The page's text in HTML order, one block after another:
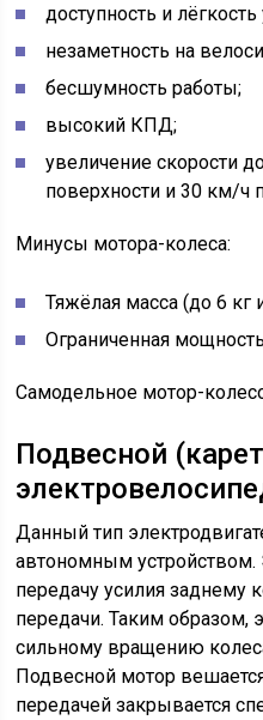
доступность и
незаметность на
бесшумность работы;
высокий КПД;
увеличение скорости
поверхности и 30 км/ч
Минусы мотора-колеса:
Тяжёлая масса (до 6
Ограниченная
Самодельное мотор-
Подвесной
Данный тип
автономным устройством.
передачу усилия заднему
передачи. Таким образом,
сильному вращению
Подвесной мотор
передачей закрывается